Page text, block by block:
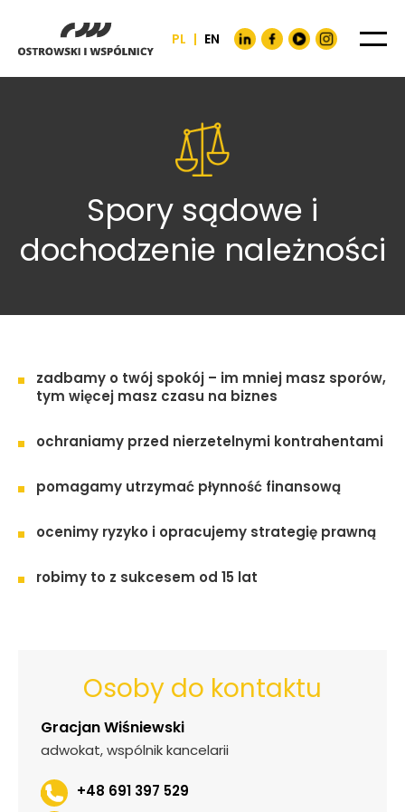
PL | EN
Spory sądowe i
dochodzenie należności
zadbamy o twój spokój – im mniej masz sporów,
tym więcej masz czasu na biznes
ochraniamy przed nierzetelnymi kontrahentami
pomagamy utrzymać płynność finansową
ocenimy ryzyko i opracujemy strategię prawną
robimy to z sukcesem od 15 lat
Osoby do kontaktu
Gracjan Wiśniewski
adwokat, wspólnik kancelarii
+48 691 397 529